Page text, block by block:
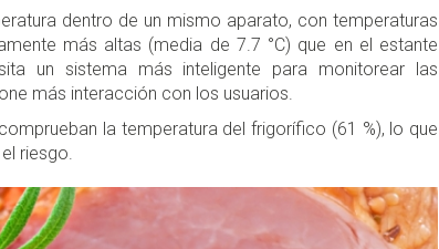
dentro de un mismo aparato, con temperaturas
más altas (media de 7.7 °C) que en el estante
un sistema más inteligente para monitorear las
más interacción con los usuarios.
la temperatura del frigorífico (61 %), lo que
riesgo.